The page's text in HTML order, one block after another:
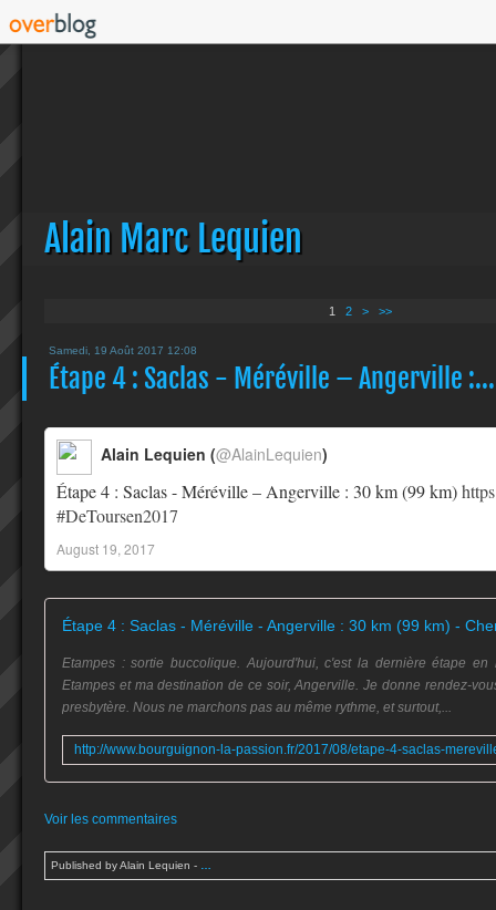
Alain Marc Lequien
1 2 > >>
Samedi, 19 Août 2017 12:08
Étape 4 : Saclas - Méréville – Angerville :...
Étape 4 : Saclas - Méréville – Angerville : 30 km (99 km)
#DeToursen2017
Alain Lequien (@AlainLequien)
August 19, 2017
Etampes : sortie buccolique. Aujourd'hui, c'est la dernière étape en
Etampes et ma destination de ce soir, Angerville. Je donne rendez-
presbytère. Nous ne marchons pas au même rythme, et surtout,...
Voir les commentaires
Published by Alain Lequien -